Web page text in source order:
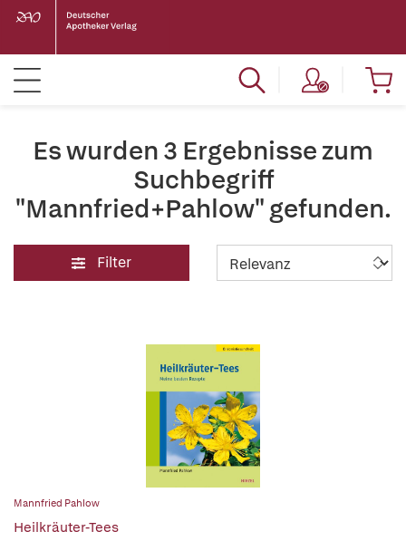
Es wurden 3 Ergebnisse zum
Suchbegriff
"Mannfried+Pahlow" gefunden.
Filter
Mannfried Pahlow
Heilkräuter-Tees